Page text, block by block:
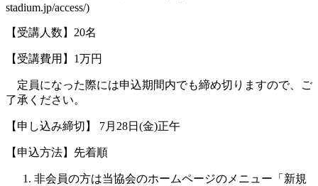
stadium.jp/access/)
【受講人数】20名
【受講費用】1万円
定員になった際には申込期間内でも締め切りますので、ご
了承ください。
【申し込み締切】 7月28日(金)正午
【申込方法】先着順
非会員の方は当協会のホームページのメニュー「新規